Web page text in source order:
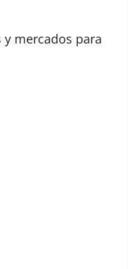
mercados para